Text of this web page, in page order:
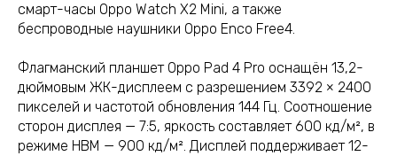
смарт-часы Oppo Watch X2 Mini, а также
беспроводные наушники Oppo Enco Free4.
Флагманский планшет Oppo Pad 4 Pro оснащён 13,2-
дюймовым ЖК-дисплеем с разрешением 3392 × 2400
пикселей и частотой обновления 144 Гц. Соотношение
сторон дисплея — 7:5, яркость составляет 600 кд/м², в
режиме HBM — 900 кд/м². Дисплей поддерживает 12-